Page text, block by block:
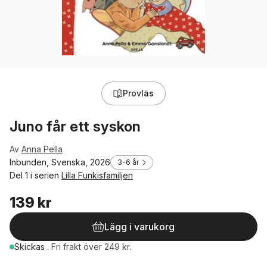
Provläs
Juno får ett syskon
Av Anna Pella
Inbunden, Svenska, 2026
3-6 år
Del 1 i serien Lilla Funkisfamiljen
139 kr
Lägg i varukorg
Skickas . Fri frakt över 249 kr.